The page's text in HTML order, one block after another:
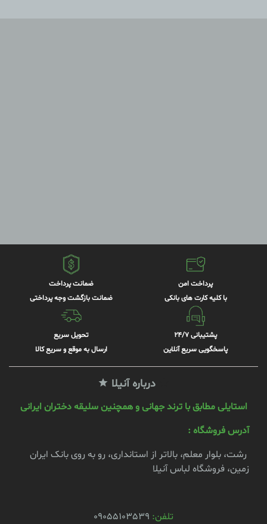
پرداخت امن
با کلیه کارت های بانکی
ضمانت پرداخت
ضمانت بازگشت وجه پرداختی
پشتیبانی 24/7
پاسخگویی سریع آنلاین
تحویل سریع
ارسال به موقع و سریع کالا
درباره آنیلا
استایلی مطابق با ترند جهانی و همچنین سلیقه دختران ایرانی
آدرس فروشگاه :
رشت، بلوار معلم، بالاتر از استانداری، رو به روی بانک ایران
زمین، فروشگاه لباس آنیلا
تلفن: 09055103539